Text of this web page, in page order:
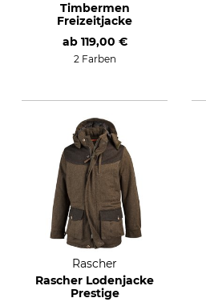
Timbermen
Freizeitjacke
ab 119,00 €
2 Farben
Rascher
Rascher Lodenjacke
Prestige